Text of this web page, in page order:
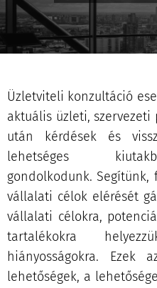
Üzletviteli konzultáció
aktuális üzleti, szervezeti
után kérdések és
lehetséges
gondolkodunk.
vállalati célok elérését
vállalati célokra,
tartalékokra
hiányosságokra. Ezek
lehetőségek, a